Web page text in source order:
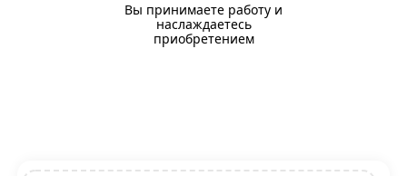
Вы принимаете работу и
наслаждаетесь
приобретением